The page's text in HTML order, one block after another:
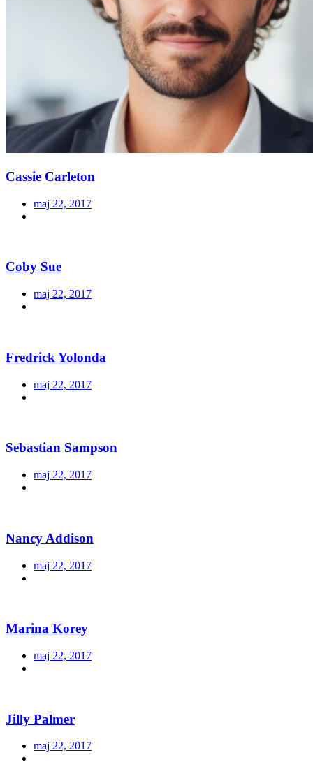
Cassie Carleton
maj 22, 2017
Coby Sue
maj 22, 2017
Fredrick Yolonda
maj 22, 2017
Sebastian Sampson
maj 22, 2017
Nancy Addison
maj 22, 2017
Marina Korey
maj 22, 2017
Jilly Palmer
maj 22, 2017